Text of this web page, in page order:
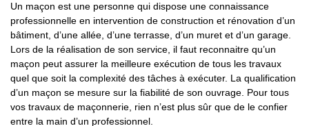
Un maçon est une personne qui dispose une connaissance
professionnelle en intervention de construction et rénovation d’un
bâtiment, d’une allée, d’une terrasse, d’un muret et d’un garage.
Lors de la réalisation de son service, il faut reconnaitre qu’un
maçon peut assurer la meilleure exécution de tous les travaux
quel que soit la complexité des tâches à exécuter. La qualification
d’un maçon se mesure sur la fiabilité de son ouvrage. Pour tous
vos travaux de maçonnerie, rien n’est plus sûr que de le confier
entre la main d’un professionnel.